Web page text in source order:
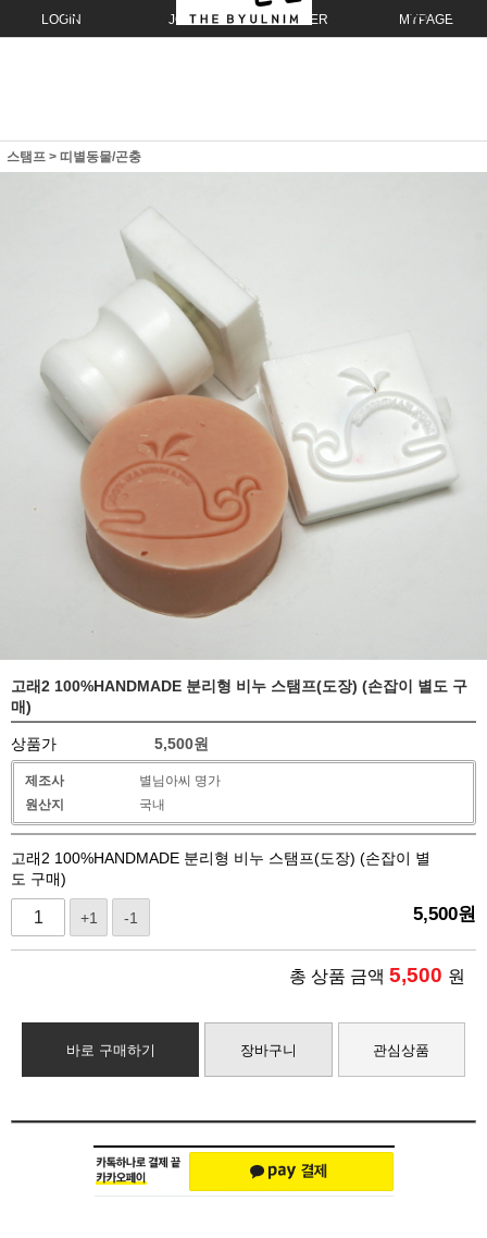
LOGIN JOIN ORDER MYPAGE
스탬프 > 띠별동물/곤충
고래2 100%HANDMADE 분리형 비누 스탬프(도장) (손잡이 별도 구
매)
상품가 5,500원
제조사
별님아씨 명가
원산지
국내
고래2 100%HANDMADE 분리형 비누 스탬프(도장) (손잡이 별
도 구매)
+1 -1 5,500원
총 상품 금액 5,500 원
바로 구매하기 장바구니 관심상품